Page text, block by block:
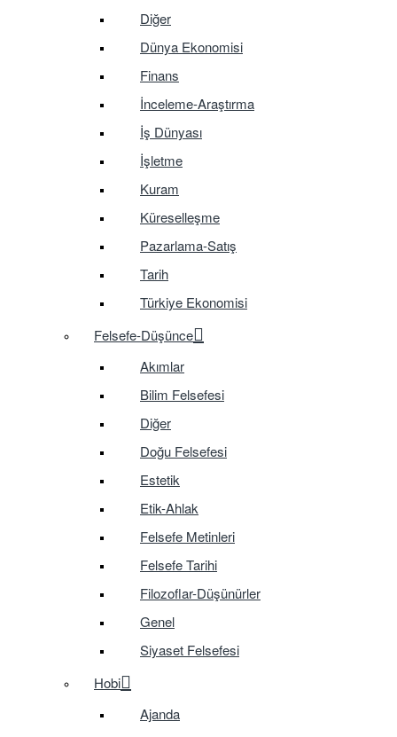
Diğer
Dünya Ekonomisi
Finans
İnceleme-Araştırma
İş Dünyası
İşletme
Kuram
Küreselleşme
Pazarlama-Satış
Tarih
Türkiye Ekonomisi
Felsefe-Düşünce
Akımlar
Bilim Felsefesi
Diğer
Doğu Felsefesi
Estetik
Etik-Ahlak
Felsefe Metinleri
Felsefe Tarihi
Filozoflar-Düşünürler
Genel
Siyaset Felsefesi
Hobi
Ajanda